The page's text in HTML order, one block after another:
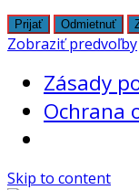
Prijať Odmietnuť
Zobraziť predvoľby
Zásady
Ochrana
Skip to content